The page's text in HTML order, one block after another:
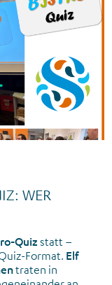
WER
Quiz statt –
Format. Elf
traten in